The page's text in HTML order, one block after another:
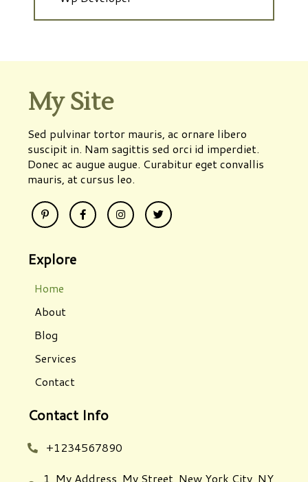
My Site
Sed pulvinar tortor mauris, ac ornare libero
suscipit in. Nam sagittis sed orci id imperdiet.
Donec ac augue augue. Curabitur eget convallis
mauris, at cursus leo.
Explore
Home
About
Blog
Services
Contact
Contact Info
+1234567890
1, My Address, My Street, New York City, NY,